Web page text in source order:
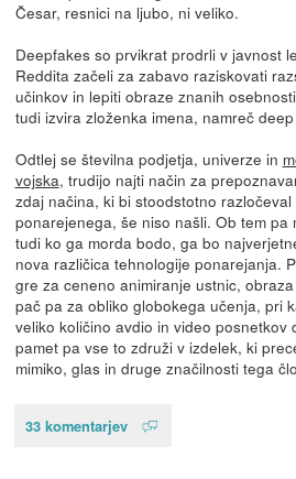
Česar, resnici na ljubo, ni veliko.
Deepfakes so prvikrat prodrli v javnost
Reddita začeli za zabavo raziskovati
učinkov in lepiti obraze znanih
tudi izvira zloženka imena, namreč
Odtlej se številna podjetja, univerze in
vojska, trudijo najti način za
zdaj načina, ki bi stoodstotno
ponarejenega, še niso našli. Ob tem pa
tudi ko ga morda bodo, ga bo
nova različica tehnologije ponarejanja.
gre za ceneno animiranje ustnic,
pač pa za obliko globokega učenja, pri
veliko količino avdio in video posnetkov
pamet pa vse to združi v izdelek, ki
mimiko, glas in druge značilnosti tega
33 komentarjev